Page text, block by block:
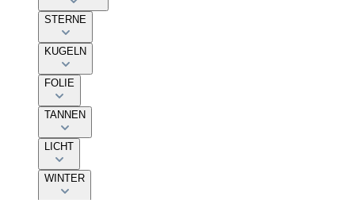
STERNE
KUGELN
FOLIE
TANNEN
LICHT
WINTER